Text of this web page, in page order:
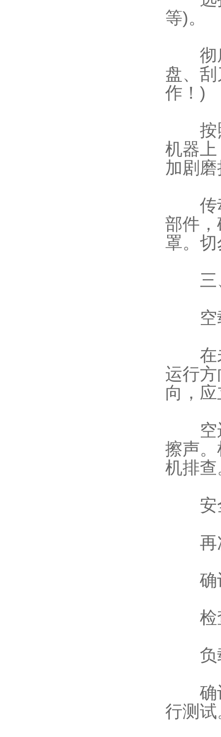
等)。
彻底
盘、
作！)
按照
机器
加剧
传动
部件
罩。
三、
空
在未
运行
向，
空运
擦声
机排查
安全
再次
确认
检查
负
确认
行测试